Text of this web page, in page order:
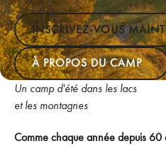
INSCRIVEZ-VOUS
INSCRIVEZ-VOUS
À propos du camp
À PROPOS DU CAMP
Un camp d'été dans les lacs
et les montagnes
Comme chaque année depuis 60